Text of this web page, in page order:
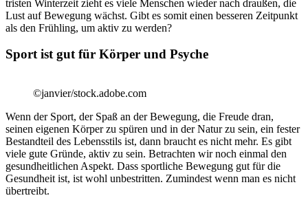
tristen Winterzeit zieht es viele Menschen wieder nach draußen, die
Lust auf Bewegung wächst. Gibt es somit einen besseren Zeitpunkt
als den Frühling, um aktiv zu werden?
Sport ist gut für Körper und Psyche
©janvier/stock.adobe.com
Wenn der Sport, der Spaß an der Bewegung, die Freude dran,
seinen eigenen Körper zu spüren und in der Natur zu sein, ein fester
Bestandteil des Lebensstils ist, dann braucht es nicht mehr. Es gibt
viele gute Gründe, aktiv zu sein. Betrachten wir noch einmal den
gesundheitlichen Aspekt. Dass sportliche Bewegung gut für die
Gesundheit ist, ist wohl unbestritten. Zumindest wenn man es nicht
übertreibt.